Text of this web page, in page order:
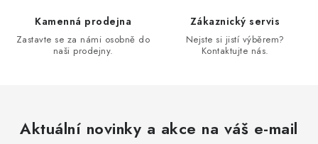
Kamenná prodejna
Zastavte se za námi osobně do
naši prodejny.
Zákaznický servis
Nejste si jistí výběrem?
Kontaktujte nás.
Aktuální novinky a akce na váš e-mail